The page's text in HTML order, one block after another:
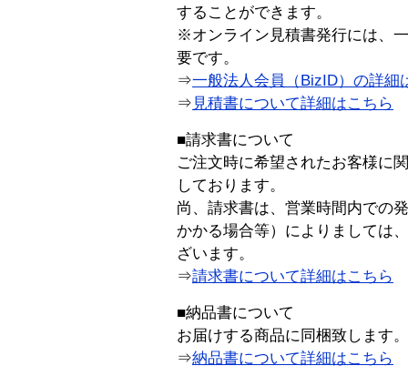
することができます。
※オンライン見積書発行には、
要です。
⇒一般法人会員（BizID）の詳細
⇒ 見積書について詳細はこちら
■請求書について
ご注文時に希望されたお客様に
しております。
尚、請求書は、営業時間内での
かかる場合等）によりましては
ざいます。
⇒請求書について詳細はこちら
■納品書について
お届けする商品に同梱致します。
⇒納品書について詳細はこちら